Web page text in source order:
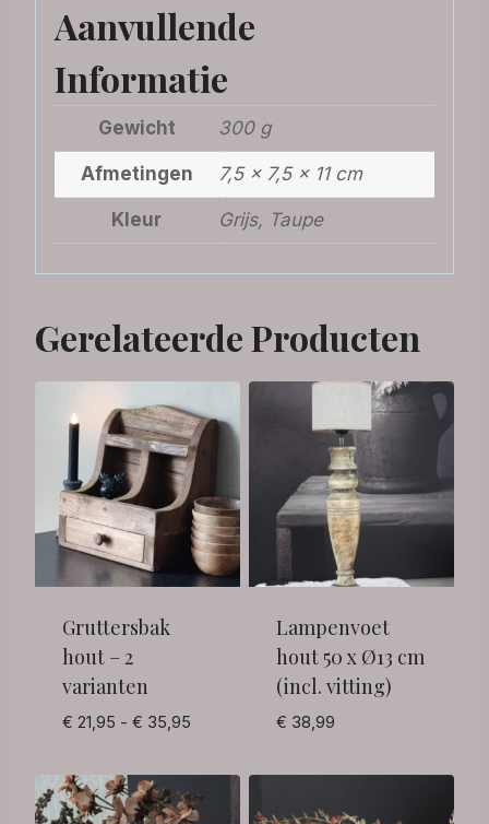
Aanvullende
Informatie
Gewicht 300 g
Afmetingen 7,5 × 7,5 × 11 cm
Kleur Grijs, Taupe
Gerelateerde Producten
Gruttersbak
hout – 2
varianten
€ 21,95 - € 35,95Prijsklasse:
tot
€ 35,95
Lampenvoet
hout 50 x Ø13 cm
(incl. vitting)
€ 38,99